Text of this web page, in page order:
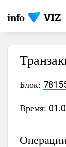
info
Блок:
Время: